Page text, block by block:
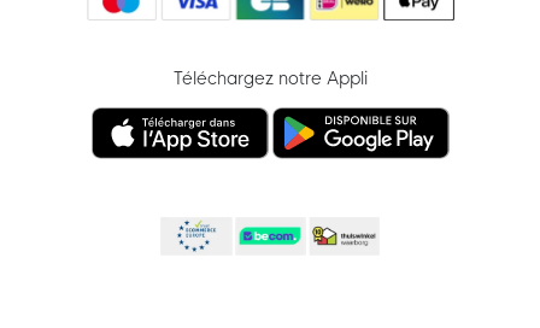
Téléchargez notre Appli